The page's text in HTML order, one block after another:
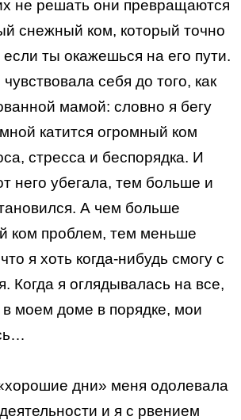
не решать они превращаются
снежный ком, который точно
если ты окажешься на его пути.
себя до того, как
мамой: словно я бегу
катится огромный ком
стресса и беспорядка. И
него убегала, тем больше и
А чем больше
ком проблем, тем меньше
я хоть когда-нибудь смогу с
Когда я оглядывалась на все,
в моем доме в порядке, мои
дни» меня одолевала
и я с рвением